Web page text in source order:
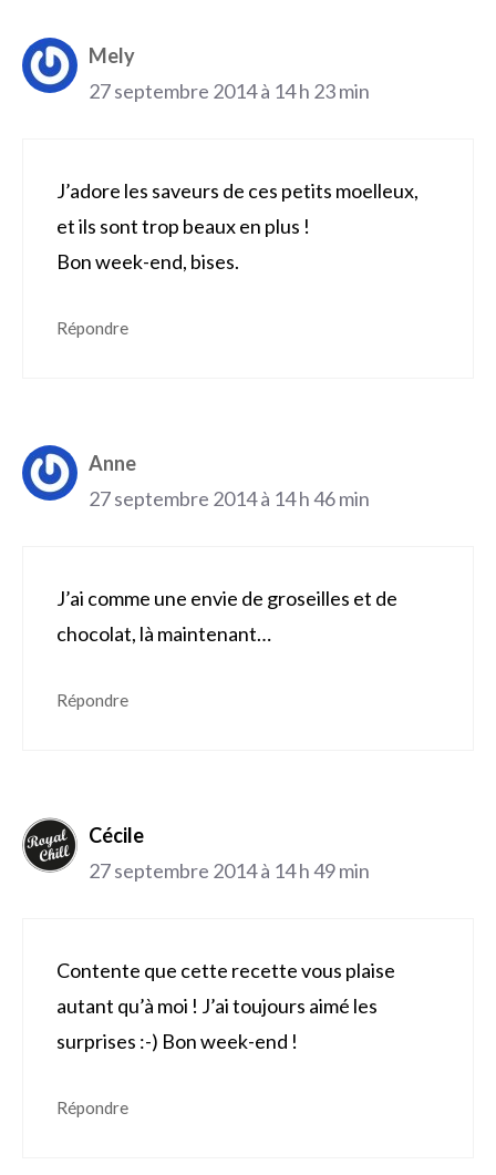
Mely
27 septembre 2014 à 14 h 23 min
J’adore les saveurs de ces petits moelleux,
et ils sont trop beaux en plus !
Bon week-end, bises.
Répondre
Anne
27 septembre 2014 à 14 h 46 min
J’ai comme une envie de groseilles et de
chocolat, là maintenant…
Répondre
Cécile
27 septembre 2014 à 14 h 49 min
Contente que cette recette vous plaise
autant qu’à moi ! J’ai toujours aimé les
surprises :-) Bon week-end !
Répondre